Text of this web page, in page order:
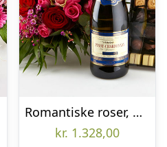
Romantiske roser, mousserende vin og chokolade – Send blomster med Bloomit
kr. 1.328,00